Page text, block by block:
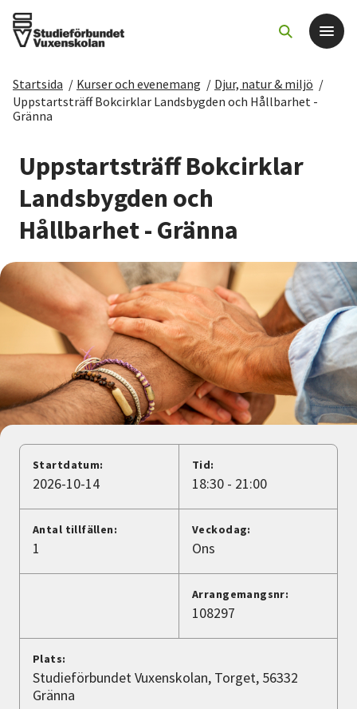
Det här gör vi
Sök kurser och evenemang
Om SV
Starta studiecirkel
Cirkelledare
Nyheter
Avdelningar
Lyssna
Startsida / Kurser och evenemang / Djur, natur & miljö /
Uppstartsträff Bokcirklar Landsbygden och Hållbarhet -
Gränna
Uppstartsträff Bokcirklar
Landsbygden och
Hållbarhet - Gränna
Startdatum:
2026-10-14
Tid:
18:30 - 21:00
Antal tillfällen:
1
Veckodag:
Ons
Arrangemangsnr:
108297
Plats:
Studieförbundet Vuxenskolan, Torget, 56332
Gränna